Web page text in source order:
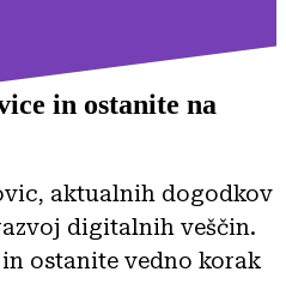
in ostanite na
aktualnih dogodkov
digitalnih veščin.
ostanite vedno korak